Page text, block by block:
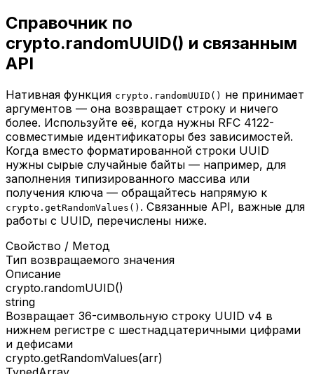
Справочник по
crypto.randomUUID() и связанным
API
Нативная функция crypto.randomUUID() не принимает
аргументов — она возвращает строку и ничего
более. Используйте её, когда нужны RFC 4122-
совместимые идентификаторы без зависимостей.
Когда вместо форматированной строки UUID
нужны сырые случайные байты — например, для
заполнения типизированного массива или
получения ключа — обращайтесь напрямую к
crypto.getRandomValues() . Связанные API, важные для
работы с UUID, перечислены ниже.
Свойство / Метод
Тип возвращаемого значения
Описание
crypto.randomUUID()
string
Возвращает 36-символьную строку UUID v4 в
нижнем регистре с шестнадцатеричными цифрами
и дефисами
crypto.getRandomValues(arr)